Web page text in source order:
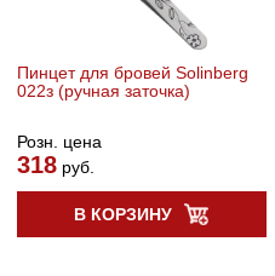
Пинцет для бровей Solinberg
022з (ручная заточка)
Розн. цена
318руб.
В КОРЗИНУ